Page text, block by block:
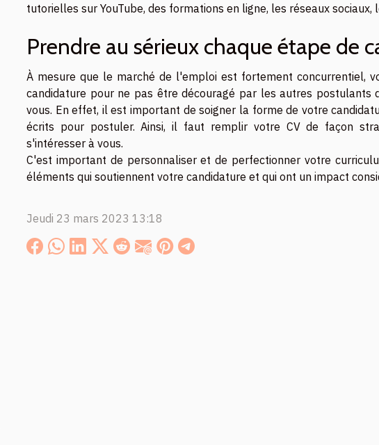
tutorielles sur YouTube, des formations en ligne, les réseaux sociaux,
Prendre au sérieux chaque étape de
À mesure que le marché de l'emploi est fortement concurrentiel,
candidature pour ne pas être découragé par les autres postulants
vous. En effet, il est important de soigner la forme de votre
écrits pour postuler. Ainsi, il faut remplir votre CV de façon
s'intéresser à vous.
C'est important de personnaliser et de perfectionner votre
éléments qui soutiennent votre candidature et qui ont un impact
Jeudi 23 mars 2023 13:18